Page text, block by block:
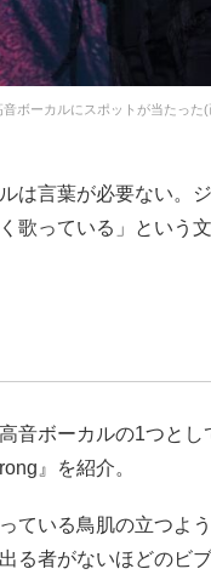
音ボーカルにスポットが当たった
は言葉が必要ない。
歌っている」という
音ボーカルの1つと
』を紹介。
ている鳥肌の立つよ
る者がないほどのビ